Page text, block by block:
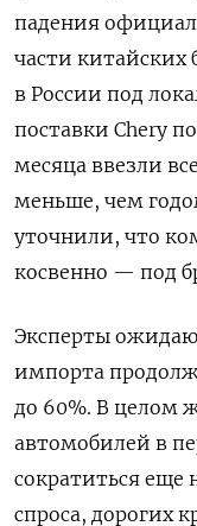
падения
части китайских
в России под
поставки Chery
месяца ввезли
меньше, чем
уточнили, что
косвенно — под
Эксперты
импорта
до 60%. В целом
автомобилей в
сократиться еще
спроса, дорогих